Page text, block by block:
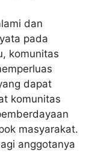
dan
pada
komunitas
dapat
komunitas
masyarakat.
anggotanya